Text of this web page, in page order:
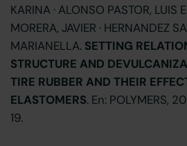
KARINA · ALONSO PASTOR, LUIS
MORERA, JAVIER · HERNANDEZ
MARIANELLA. SETTING
STRUCTURE AND
TIRE RUBBER AND THEIR
ELASTOMERS. En: POLYMERS,
19.